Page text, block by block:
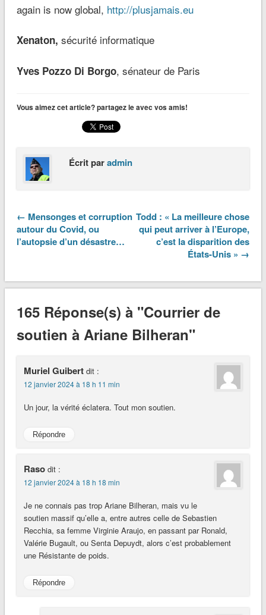
again is now global, http://plusjamais.eu
Xenaton, sécurité informatique
Yves Pozzo Di Borgo, sénateur de Paris
Vous aimez cet article? partagez le avec vos amis!
Écrit paradmin
← Mensonges et corruption
autour du Covid, ou
l’autopsie d’un désastre…
Todd : « La meilleure chose
qui peut arriver à l’Europe,
c’est la disparition des
États-Unis » →
165 Réponse(s) à "Courrier de
soutien à Ariane Bilheran"
Muriel Guibert dit :
12 janvier 2024 à 18 h 11 min
Un jour, la vérité éclatera. Tout mon soutien.
Répondre
Raso dit :
12 janvier 2024 à 18 h 18 min
Je ne connais pas trop Ariane Bilheran, mais vu le
soutien massif qu’elle a, entre autres celle de Sebastien
Recchia, sa femme Virginie Araujo, en passant par Ronald,
Valérie Bugault, ou Senta Depuydt, alors c’est probablement
une Résistante de poids.
Répondre